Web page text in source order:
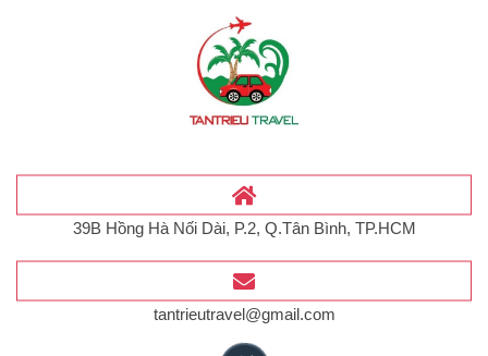
39B Hồng Hà Nối Dài, P.2, Q.Tân Bình, TP.HCM
tantrieutravel@gmail.com